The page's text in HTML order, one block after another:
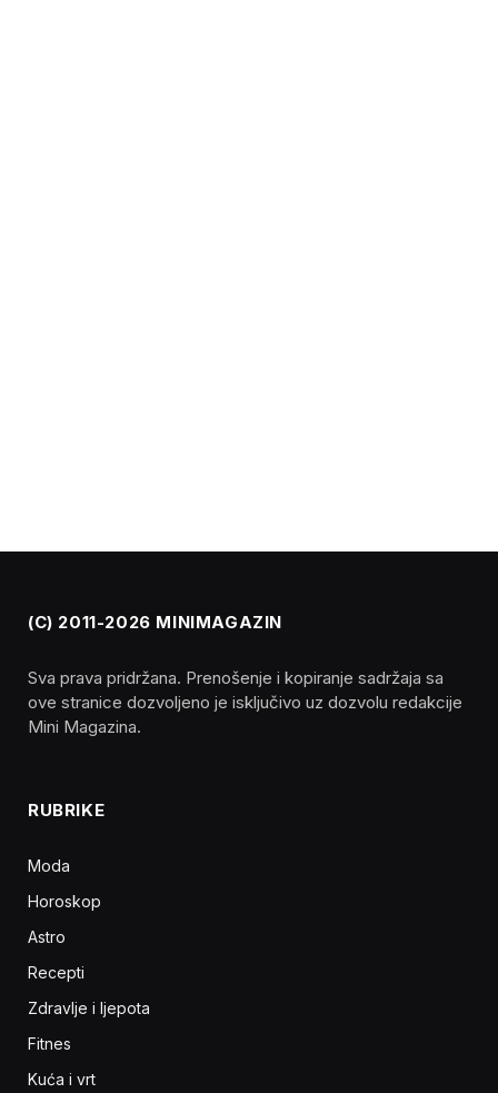
(C) 2011-2026 MINIMAGAZIN
Sva prava pridržana. Prenošenje i kopiranje sadržaja sa
ove stranice dozvoljeno je isključivo uz dozvolu redakcije
Mini Magazina.
RUBRIKE
Moda
Horoskop
Astro
Recepti
Zdravlje i ljepota
Fitnes
Kuća i vrt